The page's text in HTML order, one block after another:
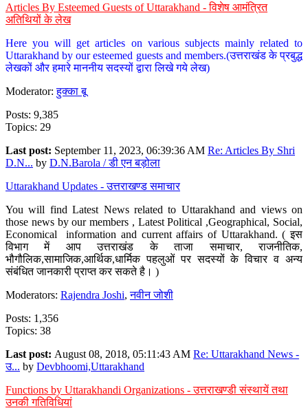
Articles By Esteemed Guests of Uttarakhand - विशेष आमंत्रित
अतिथियों के लेख
Here you will get articles on various subjects mainly related to
Uttarakhand by our esteemed guests and members.(उत्तराखंड के प्रबुद्ध
लेखकों और हमारे माननीय सदस्यों द्वारा लिखे गये लेख)
Moderator:हुक्का बू
Posts: 9,385
Topics: 29
Last post: September 11, 2023, 06:39:36 AM Re: Articles By Shri
D.N... by D.N.Barola / डी एन बड़ोला
Uttarakhand Updates - उत्तराखण्ड समाचार
You will find Latest News related to Uttarakhand and views on
those news by our members , Latest Political ,Geographical, Social,
Economical information and current affairs of Uttarakhand. ( इस
विभाग में आप उत्तराखंड के ताजा समाचार, राजनीतिक,
भौगौलिक,सामाजिक,आर्थिक,धार्मिक पहलुओं पर सदस्यों के विचार व अन्य
संबंधित जानकारी प्राप्त कर सकते है। )
Moderators: Rajendra Joshi,नवीन जोशी
Posts: 1,356
Topics: 38
Last post: August 08, 2018, 05:11:43 AM Re: Uttarakhand News -
उ... by Devbhoomi,Uttarakhand
Functions by Uttarakhandi Organizations - उत्तराखण्डी संस्थायें तथा
उनकी गतिविधियां